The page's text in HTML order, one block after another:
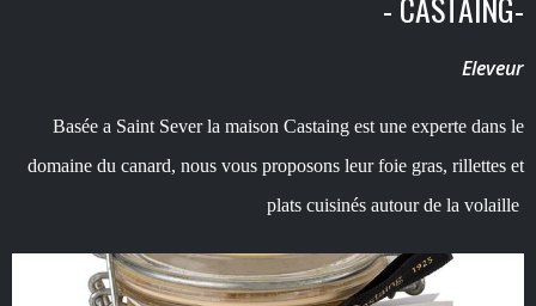
Eleveur
Basée a Saint Sever la maison Castaing est une experte dans le
domaine du canard, nous vous proposons leur foie gras, rillettes et
plats cuisinés autour de la volaille